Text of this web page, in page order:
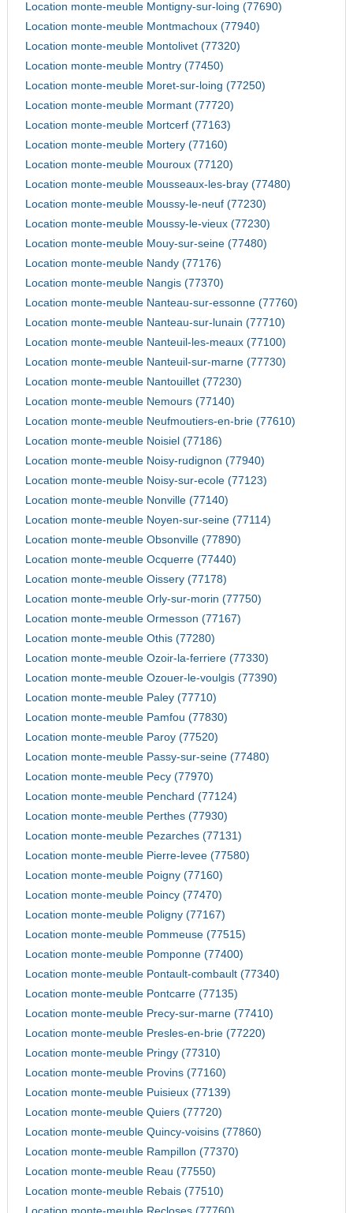
Location monte-meuble Montigny-sur-loing (77690)
Location monte-meuble Montmachoux (77940)
Location monte-meuble Montolivet (77320)
Location monte-meuble Montry (77450)
Location monte-meuble Moret-sur-loing (77250)
Location monte-meuble Mormant (77720)
Location monte-meuble Mortcerf (77163)
Location monte-meuble Mortery (77160)
Location monte-meuble Mouroux (77120)
Location monte-meuble Mousseaux-les-bray (77480)
Location monte-meuble Moussy-le-neuf (77230)
Location monte-meuble Moussy-le-vieux (77230)
Location monte-meuble Mouy-sur-seine (77480)
Location monte-meuble Nandy (77176)
Location monte-meuble Nangis (77370)
Location monte-meuble Nanteau-sur-essonne (77760)
Location monte-meuble Nanteau-sur-lunain (77710)
Location monte-meuble Nanteuil-les-meaux (77100)
Location monte-meuble Nanteuil-sur-marne (77730)
Location monte-meuble Nantouillet (77230)
Location monte-meuble Nemours (77140)
Location monte-meuble Neufmoutiers-en-brie (77610)
Location monte-meuble Noisiel (77186)
Location monte-meuble Noisy-rudignon (77940)
Location monte-meuble Noisy-sur-ecole (77123)
Location monte-meuble Nonville (77140)
Location monte-meuble Noyen-sur-seine (77114)
Location monte-meuble Obsonville (77890)
Location monte-meuble Ocquerre (77440)
Location monte-meuble Oissery (77178)
Location monte-meuble Orly-sur-morin (77750)
Location monte-meuble Ormesson (77167)
Location monte-meuble Othis (77280)
Location monte-meuble Ozoir-la-ferriere (77330)
Location monte-meuble Ozouer-le-voulgis (77390)
Location monte-meuble Paley (77710)
Location monte-meuble Pamfou (77830)
Location monte-meuble Paroy (77520)
Location monte-meuble Passy-sur-seine (77480)
Location monte-meuble Pecy (77970)
Location monte-meuble Penchard (77124)
Location monte-meuble Perthes (77930)
Location monte-meuble Pezarches (77131)
Location monte-meuble Pierre-levee (77580)
Location monte-meuble Poigny (77160)
Location monte-meuble Poincy (77470)
Location monte-meuble Poligny (77167)
Location monte-meuble Pommeuse (77515)
Location monte-meuble Pomponne (77400)
Location monte-meuble Pontault-combault (77340)
Location monte-meuble Pontcarre (77135)
Location monte-meuble Precy-sur-marne (77410)
Location monte-meuble Presles-en-brie (77220)
Location monte-meuble Pringy (77310)
Location monte-meuble Provins (77160)
Location monte-meuble Puisieux (77139)
Location monte-meuble Quiers (77720)
Location monte-meuble Quincy-voisins (77860)
Location monte-meuble Rampillon (77370)
Location monte-meuble Reau (77550)
Location monte-meuble Rebais (77510)